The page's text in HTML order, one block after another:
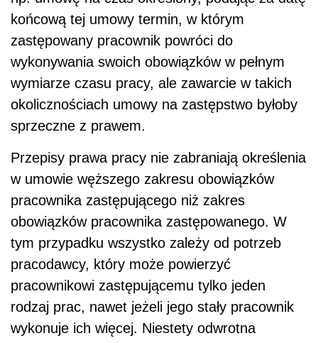
końcową tej umowy termin, w którym
zastępowany pracownik powróci do
wykonywania swoich obowiązków w pełnym
wymiarze czasu pracy, ale zawarcie w takich
okolicznościach umowy na zastępstwo byłoby
sprzeczne z prawem.
Przepisy prawa pracy nie zabraniają określenia
w umowie węższego zakresu obowiązków
pracownika zastępującego niż zakres
obowiązków pracownika zastępowanego. W
tym przypadku wszystko zależy od potrzeb
pracodawcy, który może powierzyć
pracownikowi zastępującemu tylko jeden
rodzaj prac, nawet jeżeli jego stały pracownik
wykonuje ich więcej. Niestety odwrotna